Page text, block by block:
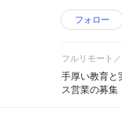
フォロー
フルリモート
手厚い教育と
ス営業の募集